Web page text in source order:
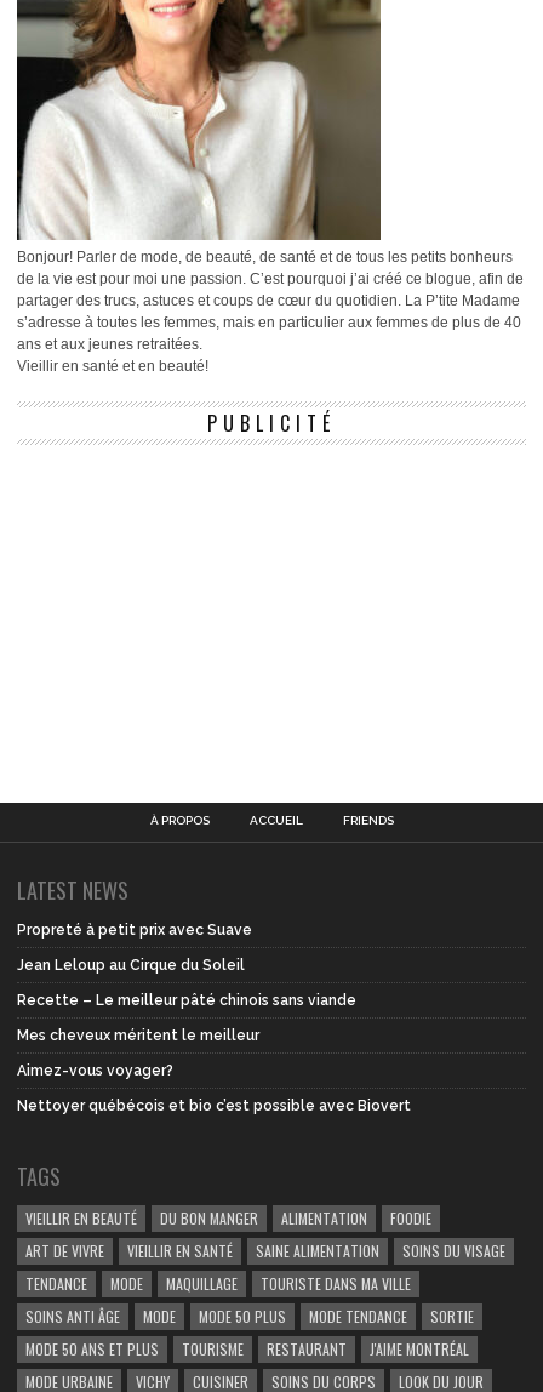
Bonjour! Parler de mode, de beauté, de santé et de tous les petits bonheurs
de la vie est pour moi une passion. C’est pourquoi j’ai créé ce blogue, afin de
partager des trucs, astuces et coups de cœur du quotidien. La P’tite Madame
s’adresse à toutes les femmes, mais en particulier aux femmes de plus de 40
ans et aux jeunes retraitées.
Vieillir en santé et en beauté!
PUBLICITÉ
À PROPOS ACCUEIL FRIENDS
LATEST NEWS
Propreté à petit prix avec Suave
Jean Leloup au Cirque du Soleil
Recette – Le meilleur pâté chinois sans viande
Mes cheveux méritent le meilleur
Aimez-vous voyager?
Nettoyer québécois et bio c’est possible avec Biovert
TAGS
VIEILLIR EN BEAUTÉ DU BON MANGER ALIMENTATION
FOODIE
ART DE VIVRE
VIEILLIR EN SANTÉ SAINE ALIMENTATION
SOINS DU VISAGE
TENDANCE
MODE MAQUILLAGE
TOURISTE DANS MA VILLE
SOINS ANTI ÂGE
MODE MODE 50 PLUS MODE TENDANCE
SORTIE
MODE 50 ANS ET PLUS
TOURISME RESTAURANT
J'AIME MONTRÉAL
MODE URBAINE
VICHY CUISINER SOINS DU CORPS LOOK DU JOUR